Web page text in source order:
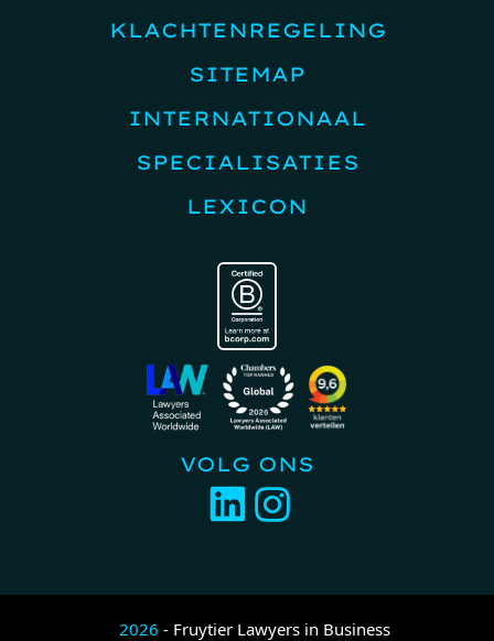
KLACHTENREGELING
SITEMAP
INTERNATIONAAL
SPECIALISATIES
LEXICON
VOLG ONS
2026 - Fruytier Lawyers in Business